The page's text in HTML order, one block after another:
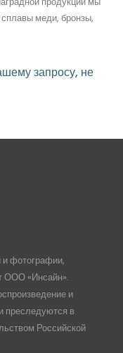
меди, бронзы,
запросу, не
и фотографии,
ООО «Инсайн».
и
преследуются в
Российской